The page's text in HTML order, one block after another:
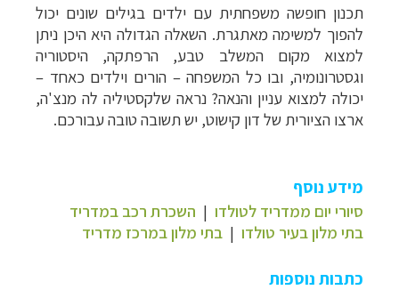
תכנון חופשה משפחתית עם ילדים בגילים שונים יכול
להפוך למשימה מאתגרת. השאלה הגדולה היא היכן ניתן
למצוא מקום המשלב טבע, הרפתקה, היסטוריה
וגסטרונומיה, ובו כל המשפחה – הורים וילדים כאחד –
יכולה למצוא עניין והנאה? נראה שלקסטיליה לה מנצ'ה,
ארצו הציורית של דון קישוט, יש תשובה טובה עבורכם.
מידע נוסף
סיורי יום ממדריד לטולדו | השכרת רכב במדריד
בתי מלון בעיר טולדו | בתי מלון במרכז מדריד
כתבות נוספות